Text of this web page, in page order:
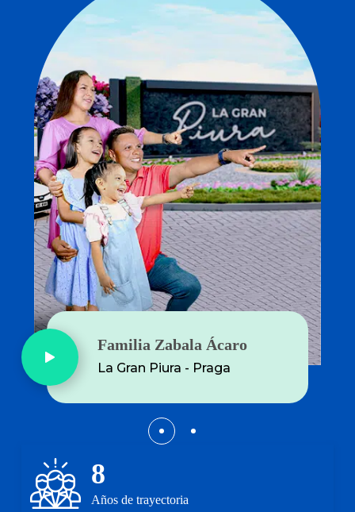
Familia Zabala Ácaro
La Gran Piura - Praga
Familia Huayhua Quilla
Puerto Escondido - Camaná
8
Años de trayectoria